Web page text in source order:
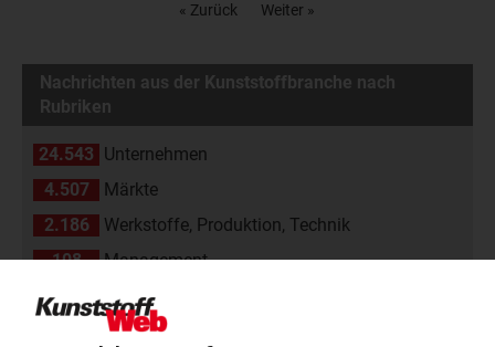
« Zurück Weiter »
Nachrichten aus der Kunststoffbranche nach
Rubriken
24.543 Unternehmen
4.507
Märkte
2.186
Werkstoffe, Produktion, Technik
108
Management
2.174
Namen und Köpfe
Branche